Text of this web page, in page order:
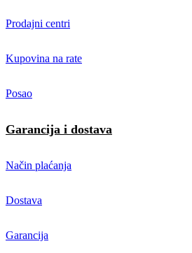
Prodajni centri
Kupovina na rate
Posao
Garancija i dostava
Način plaćanja
Dostava
Garancija